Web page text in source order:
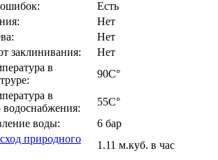
Есть
Нет
Нет
заклинивания:
Нет
в
90C°
в
водоснабжения:
55C°
воды:
6 бар
природного
1.11 м.куб. в час